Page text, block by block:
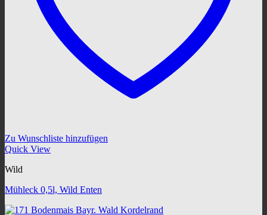
Zu Wunschliste hinzufügen
Quick View
Wild
Mühleck 0,5l, Wild Enten